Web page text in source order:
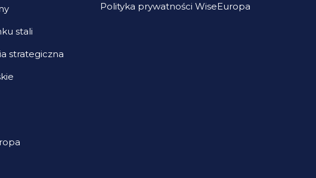
stali
strategiczna
Polityka prywatności WiseEuropa